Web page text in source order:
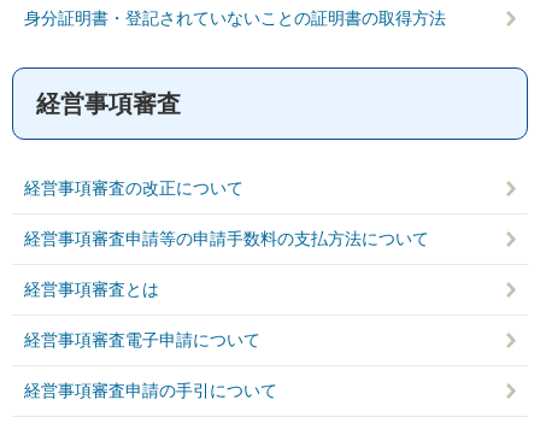
身分証明書・登記されていないことの証明書の取得方法
経営事項審査
経営事項審査の改正について
経営事項審査申請等の申請手数料の支払方法について
経営事項審査とは
経営事項審査電子申請について
経営事項審査申請の手引について